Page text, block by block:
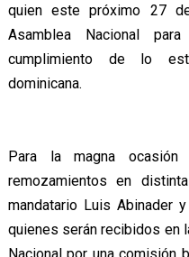
quien este próximo 27
Asamblea Nacional
cumplimiento de lo
dominicana.
Para la magna
remozamientos en
mandatario Luis Abinader
quienes serán recibidos en